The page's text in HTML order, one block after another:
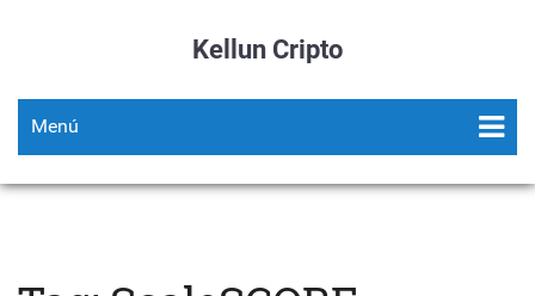
Kellun Cripto
Menú